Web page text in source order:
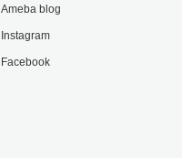
Ameba blog
Instagram
Facebook